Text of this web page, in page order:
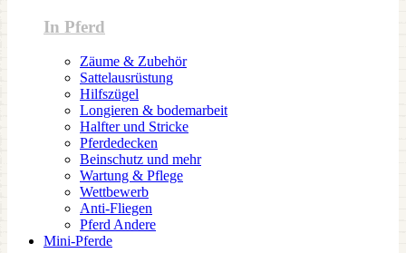
In Pferd
Zäume & Zubehör
Sattelausrüstung
Hilfszügel
Longieren & bodemarbeit
Halfter und Stricke
Pferdedecken
Beinschutz und mehr
Wartung & Pflege
Wettbewerb
Anti-Fliegen
Pferd Andere
Mini-Pferde